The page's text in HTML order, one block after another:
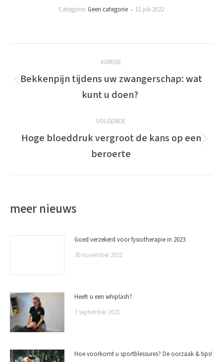
Categorie: Geen categorie 11 juli 2022
BerichtnavigatieVORIGE
bericht:
Bekkenpijn tijdens uw zwangerschap: wat
kunt u doen?
VOLGENDE
Volgende
bericht:
Hoge bloeddruk vergroot de kans op een
beroerte
meer nieuws
Goed verzekerd voor fysiotherapie in 2023
30 november 2022
Heeft u een whiplash?
7 september 2021
Hoe voorkomt u sportblessures? De oorzaak & tips!